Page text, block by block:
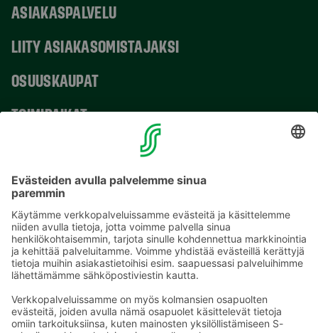
ASIAKASPALVELU
LIITY ASIAKASOMISTAJAKSI
OSUUSKAUPAT
TOIMIPAIKAT
Sähköpostiosoitteet S-ryhmässä ovat muotoa
etunimi.sukunimi@sok.fi
Seuraa meitä: